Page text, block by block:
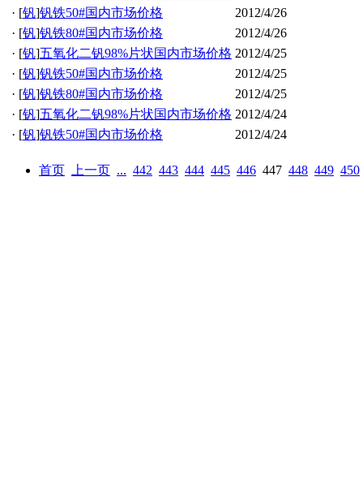
· [钒]钒铁50#国内市场价格
2012/4/26
· [钒]钒铁80#国内市场价格
2012/4/26
· [钒]五氧化二钒98%片状国内市场价格 2012/4/25
· [钒]钒铁50#国内市场价格
2012/4/25
· [钒]钒铁80#国内市场价格
2012/4/25
· [钒]五氧化二钒98%片状国内市场价格 2012/4/24
· [钒]钒铁50#国内市场价格 2012/4/24
首页 上一页 ... 442 443 444 445 446 447 448 449 450